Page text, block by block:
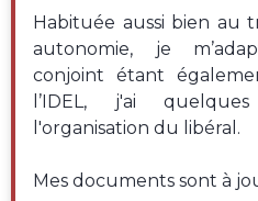
Habituée aussi bien au
autonomie, je
conjoint étant
l’IDEL, j'ai
l'organisation du libéral.
Mes documents sont à